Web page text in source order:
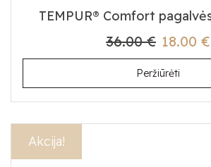
TEMPUR® Comfort
18.00 €
36.00 €
Peržiūrėti
Akcija!